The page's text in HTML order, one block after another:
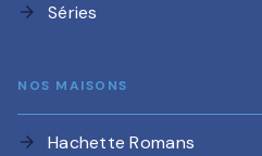
arrow_forward Séries
NOS MAISONS
arrow_forward Hachette Romans